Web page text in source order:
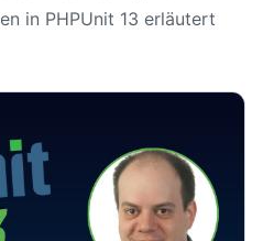
in PHPUnit 13 erläutert